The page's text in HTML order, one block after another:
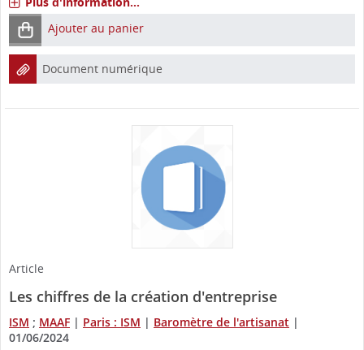
Ajouter au panier
Document numérique
Article
Les chiffres de la création d'entreprise
ISM ; MAAF | Paris : ISM | Baromètre de l'artisanat |
01/06/2024